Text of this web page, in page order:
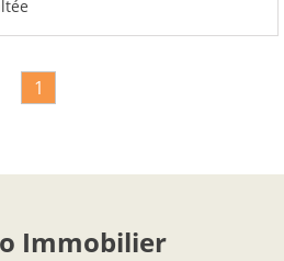
1
Immobilier